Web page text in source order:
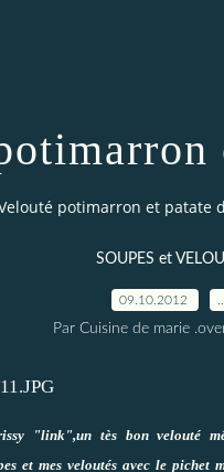
potimarron et patate
SOUPES et
09.10.2012
Par Cuisine de marie
"link",un tès bon velouté
et mes veloutés avec le